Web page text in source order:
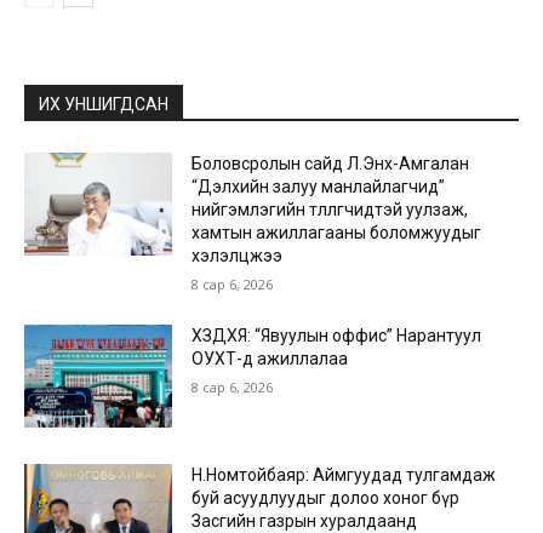
ИХ УНШИГДСАН
Боловсролын сайд Л.Энх-Амгалан
“Дэлхийн залуу манлайлагчид”
нийгэмлэгийн төлөөлөгчидтэй уулзаж,
хамтын ажиллагааны боломжуудыг
хэлэлцжээ
8 сар 6, 2026
ХЗДХЯ: “Явуулын оффис” Нарантуул
ОУХТ-д ажиллалаа
8 сар 6, 2026
Н.Номтойбаяр: Аймгуудад тулгамдаж
буй асуудлуудыг долоо хоног бүр
Засгийн газрын хуралдаанд